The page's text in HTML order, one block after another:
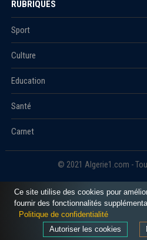
RUBRIQUES
Sport
Culture
Education
Santé
Carnet
© 2021 Algerie1.com -
Ce site utilise des cookies pour
fournir des fonctionnalités
Politique de confidentialité
Autoriser les cookies